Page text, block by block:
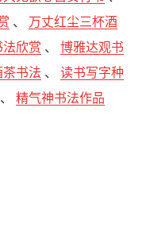
、 万丈红尘三杯酒
欣赏 、博雅达观书
书法 、读书写字种
、精气神书法作品